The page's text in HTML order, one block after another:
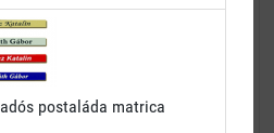
postaláda matrica